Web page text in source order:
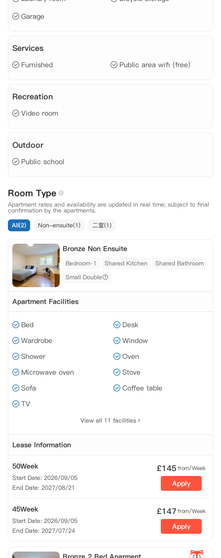
Garage
Services
Furnished Public area wifi (free)
Recreation
Video room
Outdoor
Public school
Room Type
Apartment rates and availability are updated in real time; subject to final
confirmation by the apartments.
All(2)
Non-ensuite(1) 二室(1)
Bronze Non Ensuite
Bedroom·1 Shared Kitchen
Shared Bathroom
Small Double
Apartment Facilities
Bed
Desk
Wardrobe
Window
Shower
Oven
Microwave oven
Stove
Sofa
Coffee table
TV
View all 11 facilities
Lease Information
50Week
Start Date: 2026/09/05
End Date: 2027/08/21
£145from/Week
Apply
45Week
Start Date: 2026/09/05
End Date: 2027/07/24
£147from/Week
Apply